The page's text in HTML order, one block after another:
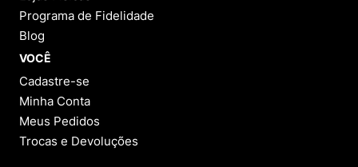
Programa de Fidelidade
Blog
VOCÊ
Cadastre-se
Minha Conta
Meus Pedidos
Trocas e Devoluções